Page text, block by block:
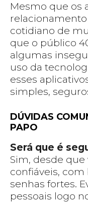
Mesmo que os
cotidiano de
que o público
algumas
uso da
esses
simples,
DÚVIDAS
PAPO
Será que é
Sim, desde que
confiáveis, com
senhas fortes.
pessoais logo